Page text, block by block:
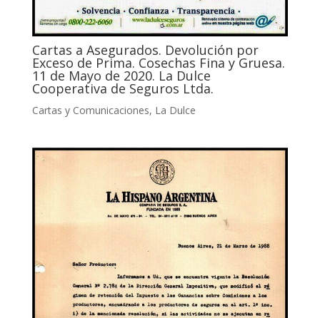
Cartas a Asegurados. Devolución por
Exceso de Prima. Cosechas Fina y Gruesa.
11 de Mayo de 2020. La Dulce
Cooperativa de Seguros Ltda.
Cartas y Comunicaciones, La Dulce